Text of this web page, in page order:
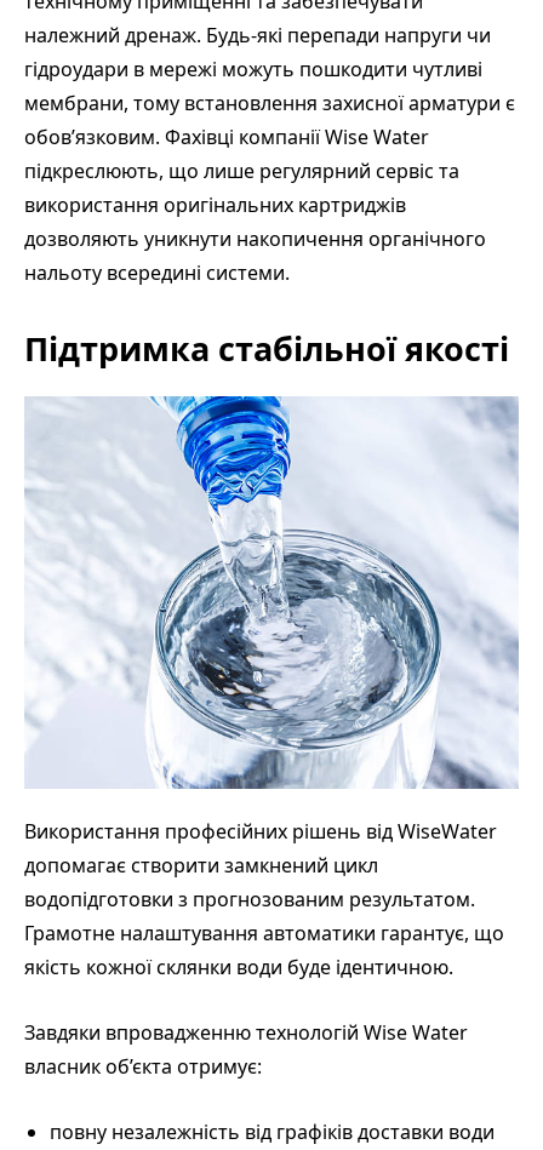
належний дренаж. Будь-які перепади напруги чи
гідроудари в мережі можуть пошкодити чутливі
мембрани, тому встановлення захисної арматури є
обов’язковим. Фахівці компанії Wise Water
підкреслюють, що лише регулярний сервіс та
використання оригінальних картриджів
дозволяють уникнути накопичення органічного
нальоту всередині системи.
Підтримка стабільної якості
Використання професійних рішень від WiseWater
допомагає створити замкнений цикл
водопідготовки з прогнозованим результатом.
Грамотне налаштування автоматики гарантує, що
якість кожної склянки води буде ідентичною.
Завдяки впровадженню технологій Wise Water
власник об’єкта отримує:
повну незалежність від графіків доставки води